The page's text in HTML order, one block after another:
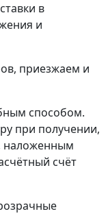
в
и
приезжаем и
способом.
при получении,
наложенным
счёт